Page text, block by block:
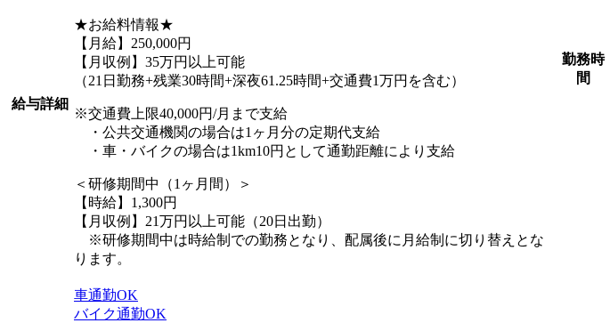
給与詳細
★お給料情報★
【月給】250,000円
【月収例】35万円以上可能
（21日勤務+残業30時間+深夜61.25時間+交通費1万円を含む）
※交通費上限40,000円/月まで支給
・公共交通機関の場合は1ヶ月分の定期代支給
・車・バイクの場合は1km10円として通勤距離により支給
＜研修期間中（1ヶ月間）＞
【時給】1,300円
【月収例】21万円以上可能（20日出勤）
※研修期間中は時給制での勤務となり、配属後に月給制に切り替えとな
ります。
車通勤OK
バイク通勤OK
勤務時
間